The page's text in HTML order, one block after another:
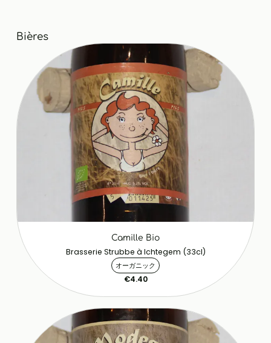
Bières
Camille Bio
Brasserie Strubbe à Ichtegem (33cl)
オーガニック
€4.40